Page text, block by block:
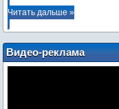
Читать дальше »
Видео-реклама